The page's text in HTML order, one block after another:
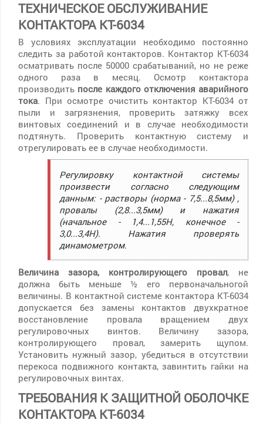
ТЕХНИЧЕСКОЕ ОБСЛУЖИВАНИЕ
КОНТАКТОРА КТ-6034
В условиях эксплуатации необходимо постоянно
следить за работой контакторов. Контактор КТ-6034
осматривать после 50000 срабатываний, но не реже
одного раза в месяц. Осмотр контактора
производить после каждого отключения аварийного
тока. При осмотре очистить контактор КТ-6034 от
пыли и загрязнения, проверить затяжку всех
винтовых соединений и в случае необходимости
подтянуть. Проверить контактную систему и
отрегулировать ее в случае необходимости.
Регулировку контактной системы
произвести согласно следующим
данным: - растворы (норма - 7,5...8,5мм) ,
провалы (2,8...3,5мм) и нажатия
(начальное - 1,4...1,55Н, конечное -
3,0...3,4Н). Нажатия проверять
динамометром.
Величина зазора, контролирующего провал, не
должна быть меньше ½ его первоначальногой
величины. В контактной системе контактора КТ-6034
допускается без замены контактов двухкратное
восстановление провала вращением двух
регулировочных винтов. Величину зазора,
контролирующего провал, замерить щупом.
Установить нужный зазор, убедиться в отсутствии
перекоса подвижного контакта, завинтить гайки на
регулировочных винтах.
ТРЕБОВАНИЯ К ЗАЩИТНОЙ ОБОЛОЧКЕ
КОНТАКТОРА КТ-6034